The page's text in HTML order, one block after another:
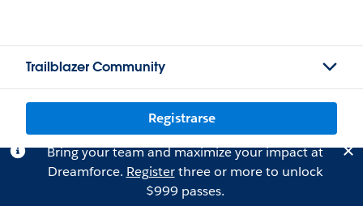
Trailblazer Community
Registrarse
Bring your team and maximize your impact at
Dreamforce. Registerthree or more to unlock
$999 passes.